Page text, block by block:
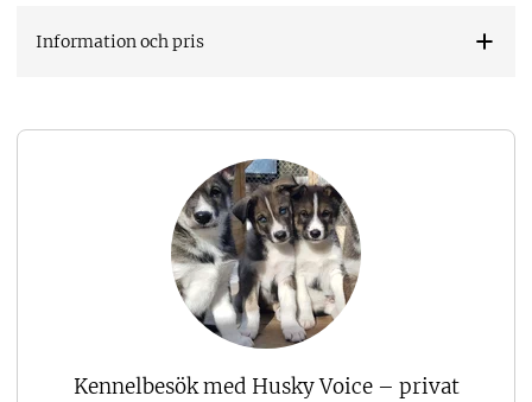
Kennelbesök med Husky Voice – privat
Information och pris